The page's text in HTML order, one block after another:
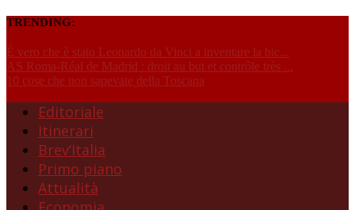
TRENDING:
È vero che è stato Leonardo da Vinci a inventare la bic...
AS Roma-Réal de Madrid : droit au but et contrôle très ...
10 cose che non sapevate della Toscana
Editoriale
Itinerari
Brev’Italia
Primo piano
Attualità